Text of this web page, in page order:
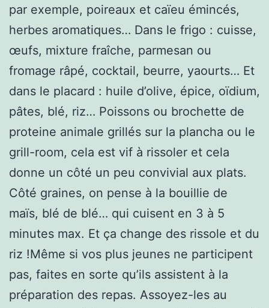
par exemple, poireaux et caïeu émincés,
herbes aromatiques… Dans le frigo : cuisse,
œufs, mixture fraîche, parmesan ou
fromage râpé, cocktail, beurre, yaourts… Et
dans le placard : huile d’olive, épice, oïdium,
pâtes, blé, riz… Poissons ou brochette de
proteine animale grillés sur la plancha ou le
grill-room, cela est vif à rissoler et cela
donne un côté un peu convivial aux plats.
Côté graines, on pense à la bouillie de
maïs, blé de blé… qui cuisent en 3 à 5
minutes max. Et ça change des rissole et du
riz !Même si vos plus jeunes ne participent
pas, faites en sorte qu’ils assistent à la
préparation des repas. Assoyez-les au